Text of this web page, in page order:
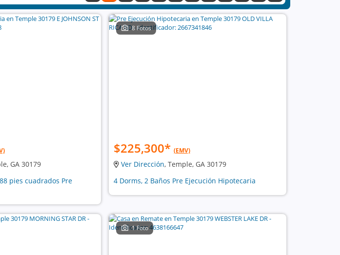
GA 30179
pies cuadrados Pre
8 Fotos
$225,300* (EMV)
Ver Dirección, Temple, GA 30179
4 Dorms, 2 Baños Pre Ejecución Hipotecaria
1 Foto